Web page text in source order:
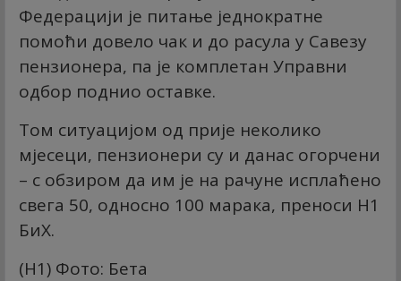
Федерацији је питање једнократне
помоћи довело чак и до расула у Савезу
пензионера, па је комплетан Управни
одбор поднио оставке.
Том ситуацијом од прије неколико
мјесеци, пензионери су и данас огорчени
– с обзиром да им је на рачуне исплаћено
свега 50, односно 100 марака, преноси Н1
БиХ.
(Н1) Фото: Бета